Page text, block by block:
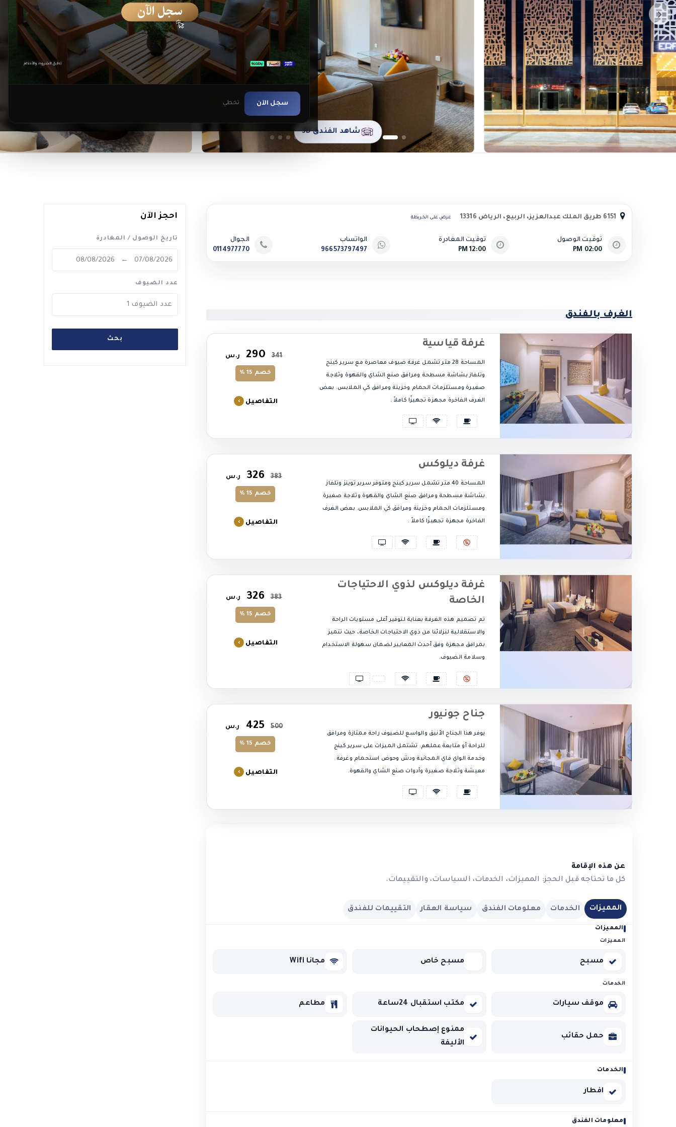
تخطي سجل الآن
شاهد الفندق 3D
6151 طريق الملك عبدالعزيز، الربيع، الرياض 13316 عرض على الخريطة
توقيت الوصول
02:00 PM
توقيت المغادرة
12:00 PM
الواتساب
966573797497
الجوال
0114977770
الغرف بالفندق
غرفة قياسية
المساحة 28 متر تشمل غرفة ضيوف معاصرة مع سرير كينج
وتلفاز بشاشة مسطحة ومرافق صنع الشاي والقهوة وثلاجة
صغيرة ومستلزمات الحمام وخزينة ومرافق كي الملابس. بعض
الغرف الفاخرة مجهزة تجهيزًا كاملاً .
341
290 ر.س
خصم 15 %
التفاصيل
غرفة ديلوكس
المساحة 40 متر تشمل سرير كينج ومتوفر سرير توينز وتلفاز
بشاشة مسطحة ومرافق صنع الشاي والقهوة وثلاجة صغيرة
ومستلزمات الحمام وخزينة ومرافق كي الملابس. بعض الغرف
الفاخرة مجهزة تجهيزًا كاملاً .
383
326 ر.س
خصم 15 %
التفاصيل
غرفة ديلوكس لذوي الاحتياجات
الخاصة
تم تصميم هذه الغرفة بعناية لتوفير أعلى مستويات الراحة
والاستقلالية لنزلائنا من ذوي الاحتياجات الخاصة، حيث تتميز
بمرافق مجهزة وفق أحدث المعايير لضمان سهولة الاستخدام
وسلامة الضيوف.
383
326 ر.س
خصم 15 %
التفاصيل
جناح جونيور
يوفر هذا الجناح الأنيق والواسع للضيوف راحة ممتازة ومرافق
للراحة أو متابعة عملهم. تشتمل الميزات على سرير كينج
وخدمة الواي فاي المجانية ودش وحوض استحمام وغرفة
معيشة وثلاجة صغيرة وأدوات صنع الشاي والقهوة.
500
425 ر.س
خصم 15 %
التفاصيل
عن هذه الإقامة
كل ما تحتاجه قبل الحجز: المميزات، الخدمات، السياسات، والتقييمات.
المميزات الخدمات معلومات الفندق سياسة العقار التقييمات للفندق
المميزات
المميزات
مسبح مسبح خاص مجانا Wifi
الخدمات
موقف سيارات مكتب استقبال 24ساعة مطاعم
حمل حقائب
ممنوع إصطحاب الحيوانات
الأليفة
الخدمات
افطار
معلومات الفندق
احجز الآن
تاريخ الوصول / المغادرة
عدد الضيوف
عدد الضيوف 1
بحث